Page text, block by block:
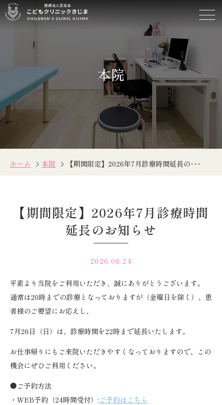
【期
診
療
時
本院
ホーム 本院 【期間限定】2026年7月診療時間延長の･･･
【期間限定】2026年7月診療時間
延長のお知らせ
2026.06.24
平素より当院をご利用いただき、誠にありがとうございます。
通常は20時までの診療となっておりますが（金曜日を除く）、患
者様のご要望にお応えし、
7月26日（日）は、診療時間を22時まで延長いたします。
お仕事帰りにもご来院いただきやすくなっておりますので、この
機会にぜひご利用ください。
●ご予約方法
・WEB予約（24時間受付）: ご予約はこちら